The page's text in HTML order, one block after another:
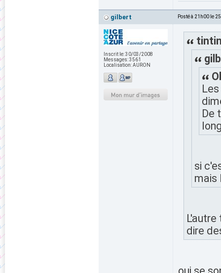
gilbert Posté à 21h00 le
Inscrit le:30/03/2008
Messages:3561
Localisation:AURON
De
si
mais
dire